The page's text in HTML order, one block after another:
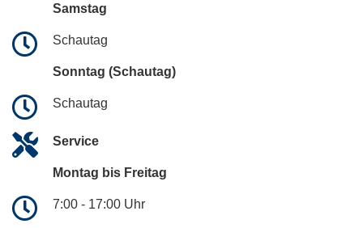
Samstag
Schautag
Sonntag (Schautag)
Schautag
Service
Montag bis Freitag
7:00 - 17:00 Uhr